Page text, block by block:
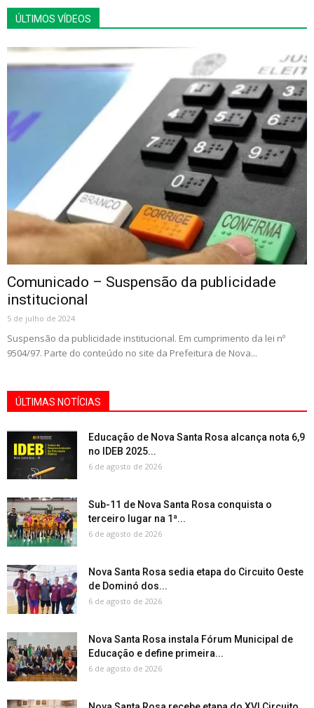
ÚLTIMOS VÍDEOS
Comunicado – Suspensão da publicidade
institucional
5 de julho de 2024
Suspensão da publicidade institucional. Em cumprimento da lei nº
9504/97. Parte do conteúdo no site da Prefeitura de Nova...
ÚLTIMAS NOTÍCIAS
Educação de Nova Santa Rosa alcança nota 6,9
no IDEB 2025...
6 de agosto de 2026
Sub-11 de Nova Santa Rosa conquista o
terceiro lugar na 1ª...
6 de agosto de 2026
Nova Santa Rosa sedia etapa do Circuito Oeste
de Dominó dos...
6 de agosto de 2026
Nova Santa Rosa instala Fórum Municipal de
Educação e define primeira...
6 de agosto de 2026